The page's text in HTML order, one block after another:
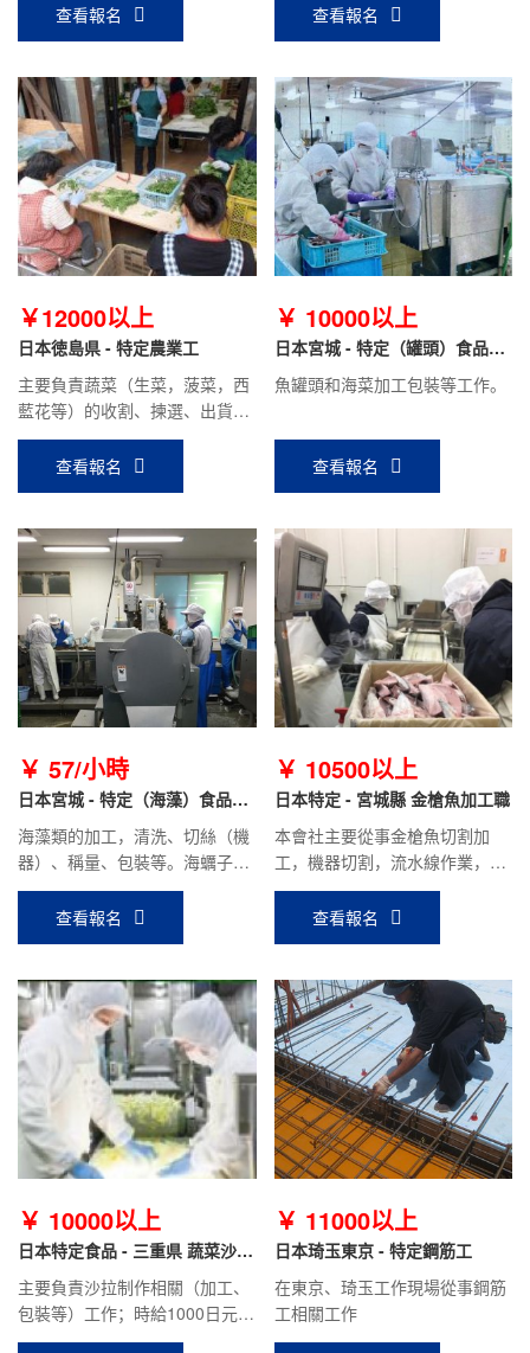
查看報名 查看報名
￥12000以上
日本徳島県 - 特定農業工
主要負責蔬菜（生菜，菠菜，西
藍花等）的收割、揀選、出貨等
工作
查看報名
￥ 10000以上
日本宮城 - 特定（罐頭）食品加
工
魚罐頭和海菜加工包裝等工作。
查看報名
￥ 57/小時
日本宮城 - 特定（海藻）食品加
工
海藻類的加工，清洗、切絲（機
器）、稱量、包裝等。海蠣子季
節，也有海蠣子的分裝（不撬海
蠣子，直接加工海蠣子肉）
查看報名
￥ 10500以上
日本特定 - 宮城縣 金槍魚加工職
本會社主要從事金槍魚切割加
工，機器切割，流水線作業，性
質站立工作，需要有耐力，身體
壯實，能吃苦。
查看報名
￥ 10000以上
日本特定食品 - 三重県 蔬菜沙拉
職
主要負責沙拉制作相關（加工、
包裝等）工作；時給1000日元/
時，月收入18萬日元左右。
￥ 11000以上
日本琦玉東京 - 特定鋼筋工
在東京、琦玉工作現場從事鋼筋
工相關工作